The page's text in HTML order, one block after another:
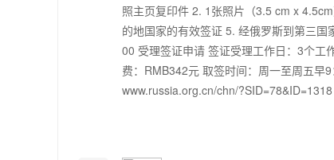
照主页复印件 2. 1张照片（3.5 cm x
的地国家的有效签证 5. 经俄罗斯到第三国
00 受理签证申请 签证受理工作日：3个工
费：RMB342元 取签时间：周一至周五早
www.russia.org.cn/chn/?SID=78&ID=1318